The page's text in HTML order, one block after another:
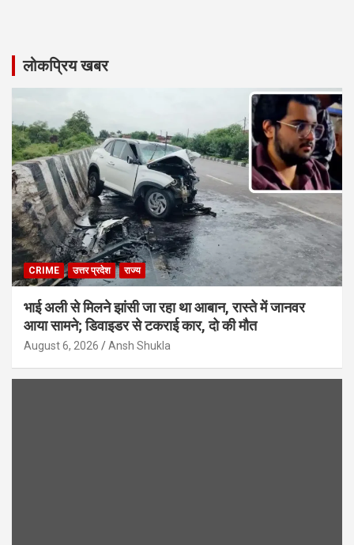
लोकप्रिय खबर
CRIME उत्तर प्रदेश राज्य
भाई अली से मिलने झांसी जा रहा था आबान, रास्ते में जानवर
आया सामने; डिवाइडर से टकराई कार, दो की मौत
August 6, 2026 Ansh Shukla